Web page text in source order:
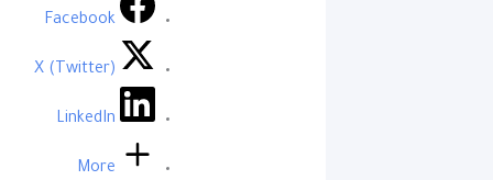
Facebook
X (Twitter)
LinkedIn
More